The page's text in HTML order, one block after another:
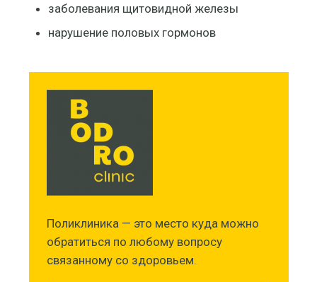
заболевания щитовидной железы
нарушение половых гормонов
Поликлиника — это место куда можно
обратиться по любому вопросу
связанному со здоровьем.